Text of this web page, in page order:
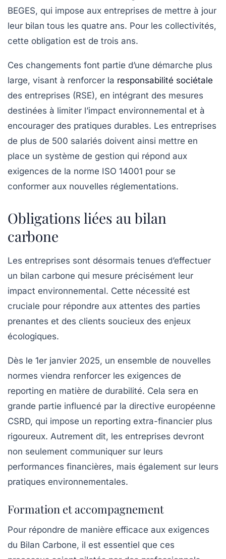
BEGES, qui impose aux entreprises de mettre à jour
leur bilan tous les quatre ans. Pour les collectivités,
cette obligation est de trois ans.
Ces changements font partie d’une démarche plus
large, visant à renforcer la responsabilité sociétale
des entreprises (RSE), en intégrant des mesures
destinées à limiter l’impact environnemental et à
encourager des pratiques durables. Les entreprises
de plus de 500 salariés doivent ainsi mettre en
place un système de gestion qui répond aux
exigences de la norme ISO 14001 pour se
conformer aux nouvelles réglementations.
Obligations liées au bilan
carbone
Les entreprises sont désormais tenues d’effectuer
un bilan carbone qui mesure précisément leur
impact environnemental. Cette nécessité est
cruciale pour répondre aux attentes des parties
prenantes et des clients soucieux des enjeux
écologiques.
Dès le 1er janvier 2025, un ensemble de nouvelles
normes viendra renforcer les exigences de
reporting en matière de durabilité. Cela sera en
grande partie influencé par la directive européenne
CSRD, qui impose un reporting extra-financier plus
rigoureux. Autrement dit, les entreprises devront
non seulement communiquer sur leurs
performances financières, mais également sur leurs
pratiques environnementales.
Formation et accompagnement
Pour répondre de manière efficace aux exigences
du Bilan Carbone, il est essentiel que ces